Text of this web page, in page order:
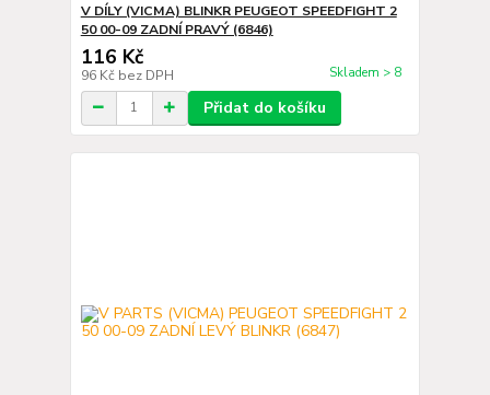
V DÍLY (VICMA) BLINKR PEUGEOT SPEEDFIGHT 2
50 00-09 ZADNÍ PRAVÝ (6846)
116 Kč
96 Kč bez DPH Skladem > 8
Přidat do košíku